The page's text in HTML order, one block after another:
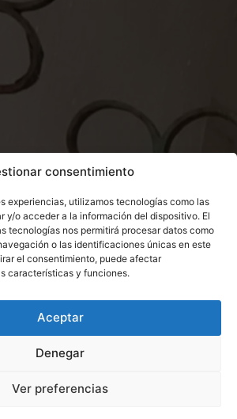
consentimiento
experiencias, utilizamos tecnologías como las
y/o acceder a la información del dispositivo. El
tecnologías nos permitirá procesar datos como
o las identificaciones únicas en este
el consentimiento, puede afectar
características y funciones.
Aceptar
Denegar
Ver preferencias